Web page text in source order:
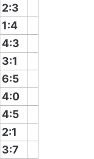
2:3
1:4
4:3
3:1
6:5
4:0
4:5
2:1
3:7